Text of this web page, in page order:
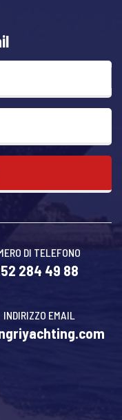
DI TELEFONO
284 49 88
INDIRIZZO EMAIL